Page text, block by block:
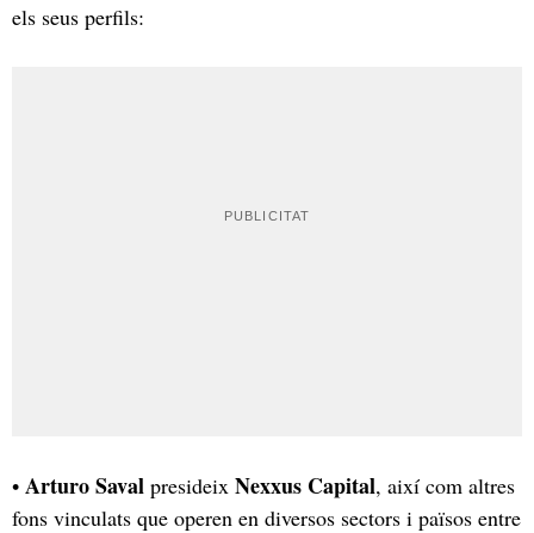
els seus perfils:
• Arturo Saval presideix Nexxus Capital, així com altres
fons vinculats que operen en diversos sectors i països entre